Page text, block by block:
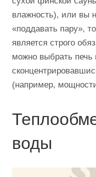
влажность), или вы
«поддавать пару»,
является строго
можно выбрать печь
(например,
воды